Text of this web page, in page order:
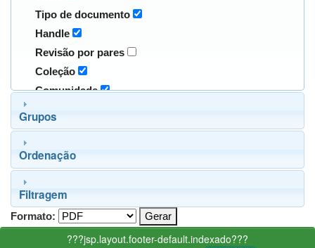
Tipo de documento
Handle
Revisão por pares
Coleção
Comunidade
Grupos
Ordenação
Filtragem
Formato:
???jsp.layout.footer-default.indexado???